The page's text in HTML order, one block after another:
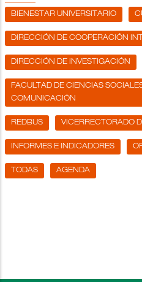
BIENESTAR UNIVERSITARIO
DIRECCIÓN DE COOPERACIÓN
DIRECCIÓN DE INVESTIGACIÓN
FACULTAD DE CIENCIAS
COMUNICACIÓN
REDBUS VICERRECTORADO
INFORMES E INDICADORES
TODAS AGENDA